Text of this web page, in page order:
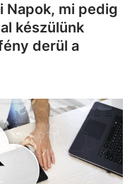
Napok, mi pedig
készülünk
derül a